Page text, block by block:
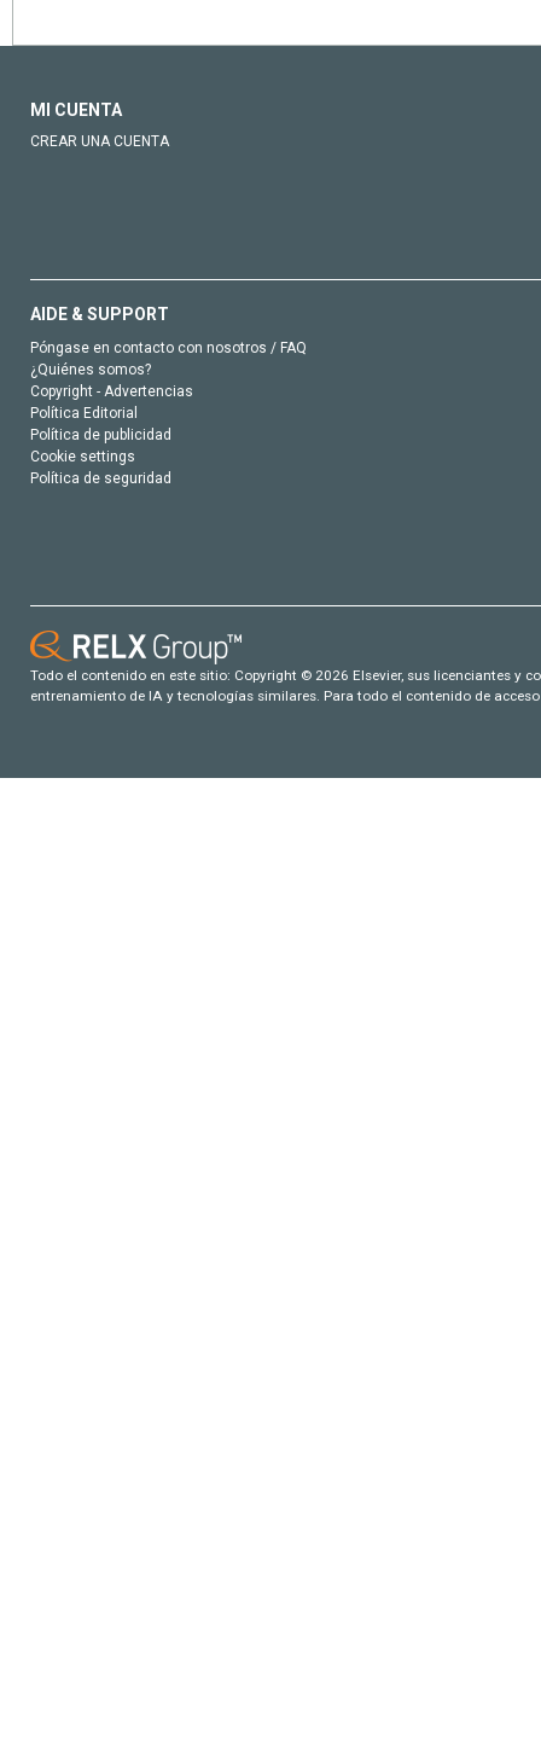
MI CUENTA
CREAR UNA CUENTA
AIDE & SUPPORT
Póngase en contacto con nosotros / FAQ
¿Quiénes somos?
Copyright - Advertencias
Política Editorial
Política de publicidad
Cookie settings
Política de seguridad
Todo el contenido en este sitio: Copyright © 2026 Elsevier, sus licenciantes y
entrenamiento de IA y tecnologías similares. Para todo el contenido de